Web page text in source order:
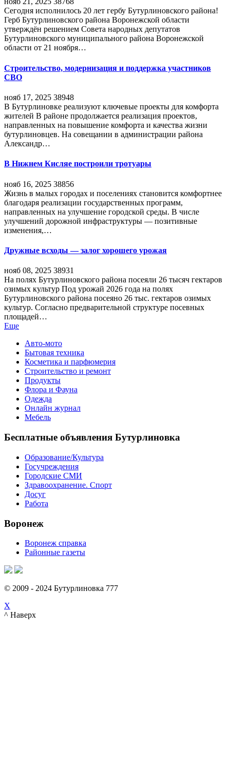
Сегодня исполнилось 20 лет гербу Бутурлиновского района!
Герб Бутурлиновского района Воронежской области
утверждён решением Совета народных депутатов
Бутурлиновского муниципального района Воронежской
области от 21 ноября…
Строительство, модернизация и поддержка участников
СВО
нояб 17, 2025 38948
В Бутурлиновке реализуют ключевые проекты для комфорта
жителей В районе продолжается реализация проектов,
направленных на повышение комфорта и качества жизни
бутурлиновцев. На совещании в администрации района
Александр…
В Нижнем Кисляе построили тротуары
нояб 16, 2025 38856
Жизнь в малых городах и поселениях становится комфортнее
благодаря реализации государственных программ,
направленных на улучшение городской среды. В числе
улучшений дорожной инфраструктуры — позитивные
изменения,…
Дружные всходы — залог хорошего урожая
нояб 08, 2025 38931
На полях Бутурлиновского района посеяли 26 тысяч гектаров
озимых культур Под урожай 2026 года на полях
Бутурлиновского района посеяно 26 тыс. гектаров озимых
культур. Согласно предварительной структуре посевных
площадей…
Еще
Авто-мото
Бытовая техника
Косметика и парфюмерия
Строительство и ремонт
Продукты
Флора и Фауна
Одежда
Онлайн журнал
Мебель
Бесплатные объявления Бутурлиновка
Образование/Культура
Госучреждения
Городские СМИ
Здравоохранение. Спорт
Досуг
Работа
Воронеж
Воронеж справка
Районные газеты
© 2009 - 2024 Бутурлиновка 777
X
^ Наверх